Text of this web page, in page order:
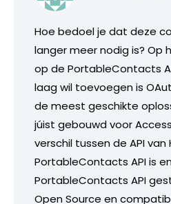
Hoe bedoel je dat deze
langer meer nodig is?
op de PortableContacts
laag wil toevoegen is
de meest geschikte
júist gebouwd voor
verschil tussen de API van
PortableContacts API is
PortableContacts API
Open Source en